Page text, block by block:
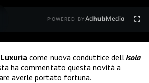
POWERED BYAdhubMedia
come nuova conduttice dell’Isola
ha commentato questa novità a
averle portato fortuna.